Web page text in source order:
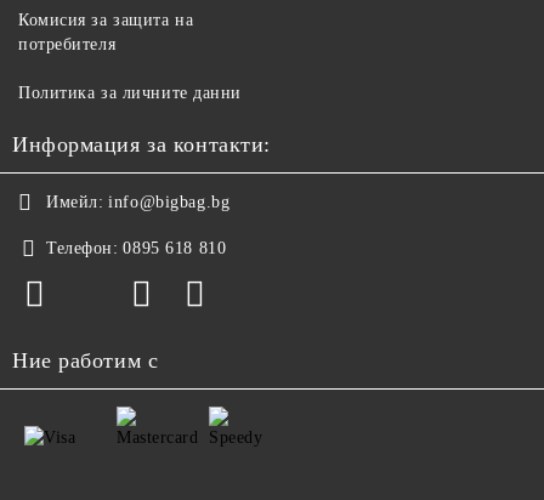
Комисия за защита на
потребителя
Политика за личните данни
Информация за контакти:
Имейл: info@bigbag.bg
Телефон: 0895 618 810
Ние работим с